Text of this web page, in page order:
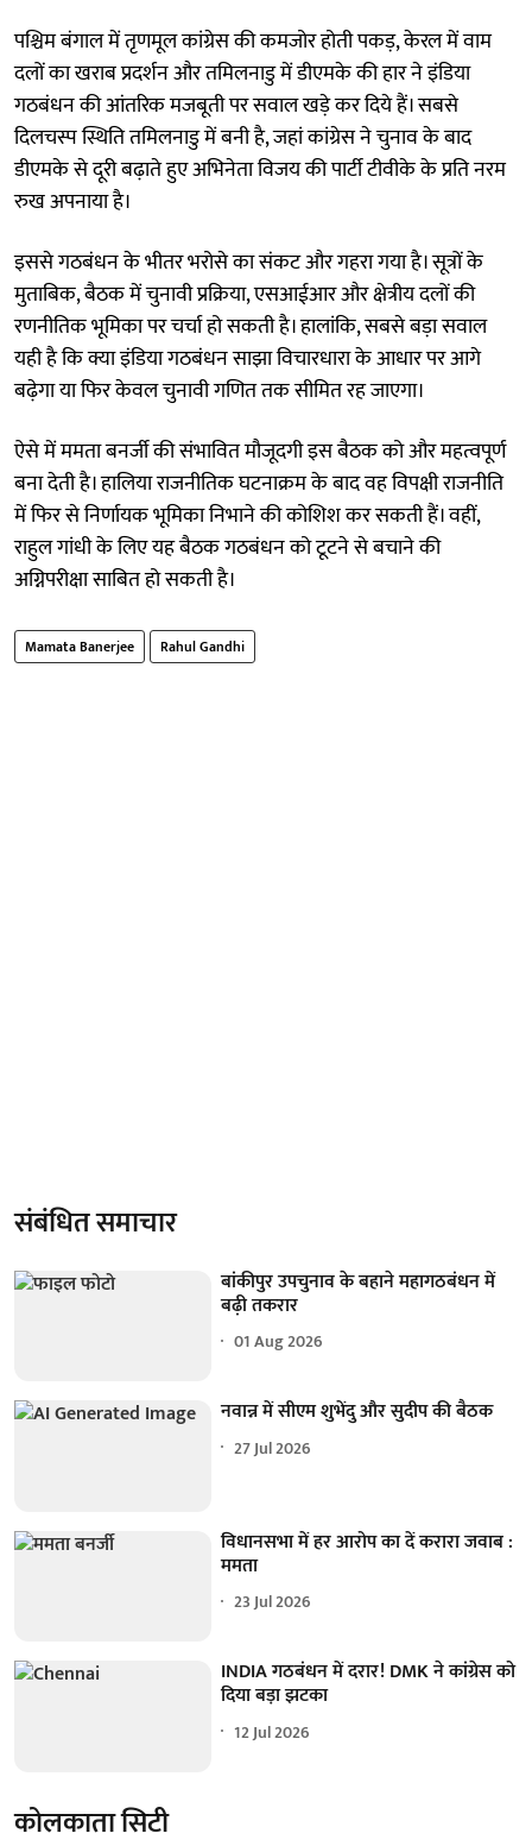
पश्चिम बंगाल में तृणमूल कांग्रेस की कमजोर होती पकड़, केरल में वाम
दलों का खराब प्रदर्शन और तमिलनाडु में डीएमके की हार ने इंडिया
गठबंधन की आंतरिक मजबूती पर सवाल खड़े कर दिये हैं। सबसे
दिलचस्प स्थिति तमिलनाडु में बनी है, जहां कांग्रेस ने चुनाव के बाद
डीएमके से दूरी बढ़ाते हुए अभिनेता विजय की पार्टी टीवीके के प्रति नरम
रुख अपनाया है।
इससे गठबंधन के भीतर भरोसे का संकट और गहरा गया है। सूत्रों के
मुताबिक, बैठक में चुनावी प्रक्रिया, एसआईआर और क्षेत्रीय दलों की
रणनीतिक भूमिका पर चर्चा हो सकती है। हालांकि, सबसे बड़ा सवाल
यही है कि क्या इंडिया गठबंधन साझा विचारधारा के आधार पर आगे
बढ़ेगा या फिर केवल चुनावी गणित तक सीमित रह जाएगा।
ऐसे में ममता बनर्जी की संभावित मौजूदगी इस बैठक को और महत्वपूर्ण
बना देती है। हालिया राजनीतिक घटनाक्रम के बाद वह विपक्षी राजनीति
में फिर से निर्णायक भूमिका निभाने की कोशिश कर सकती हैं। वहीं,
राहुल गांधी के लिए यह बैठक गठबंधन को टूटने से बचाने की
अग्निपरीक्षा साबित हो सकती है।
Mamata Banerjee Rahul Gandhi
संबंधित समाचार
बांकीपुर उपचुनाव के बहाने महागठबंधन में
बढ़ी तकरार
01 Aug 2026
नवान्न में सीएम शुभेंदु और सुदीप की बैठक
27 Jul 2026
विधानसभा में हर आरोप का दें करारा जवाब :
ममता
23 Jul 2026
INDIA गठबंधन में दरार! DMK ने कांग्रेस को
दिया बड़ा झटका
12 Jul 2026
कोलकाता सिटी